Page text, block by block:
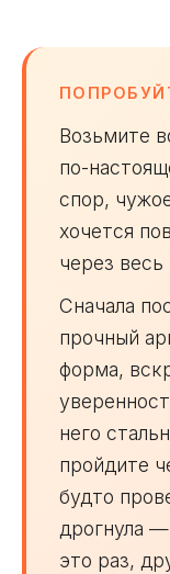
Возьмите
по-
спор,
хочется
через весь
Сначала
прочный
форма,
него
пройдите
будто
дрогнула
это раз,